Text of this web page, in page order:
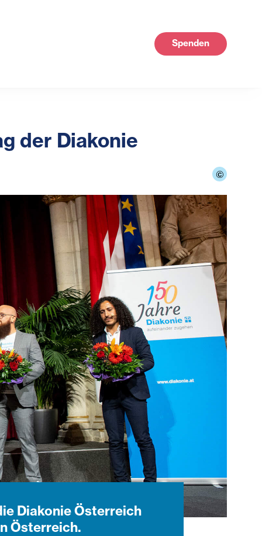
Spenden
der Diakonie
©
Diakonie Österreich
Österreich.